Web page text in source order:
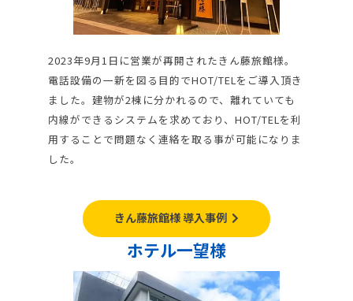
2023年9月1日に営業が再開されたきん藤旅館様。
電話設備の一新を図る目的でHOT/TELをご導入頂き
ました。建物が2棟に分かれるので、離れていても
内線ができるシステムを求めており、HOT/TELを利
用することで問題なく連絡を取る事が可能になりま
した。
きん藤旅館様 導入事例
ホテル一望様